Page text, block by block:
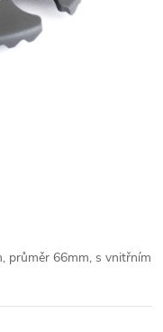
průměr 66mm, s vnitřním